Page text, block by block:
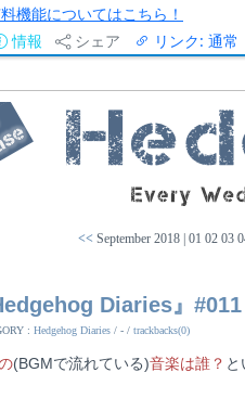
機能についてはこちら！
情報
シェア リンク: 通常